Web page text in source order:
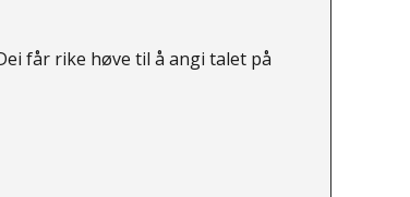
får rike høve til å angi talet på